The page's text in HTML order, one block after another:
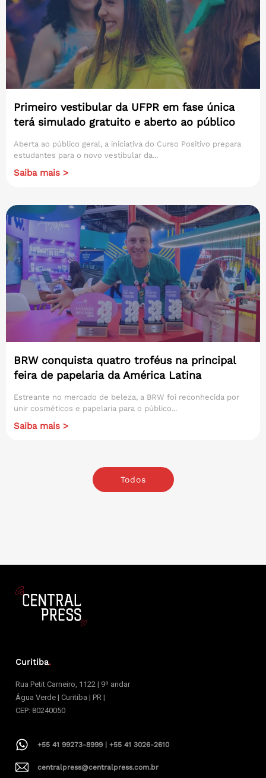
Primeiro vestibular da UFPR em fase única
terá simulado gratuito e aberto ao público
Aberta ao público geral, a iniciativa do Curso Positivo prepara
estudantes para o novo vestibular da...
Saiba mais >
BRW conquista quatro troféus na principal
feira de papelaria da América Latina
Estreante no mercado de beleza, a BRW foi reconhecida por
unir cosméticos e papelaria para o público...
Saiba mais >
Todos
Curitiba.
Rua Petit Carneiro, 1122 | 9º andar
Água Verde | Curitiba | PR |
CEP: 80240050
+55 41 99273-8999 | +55 41 3026-2610
centralpress@centralpress.com.br